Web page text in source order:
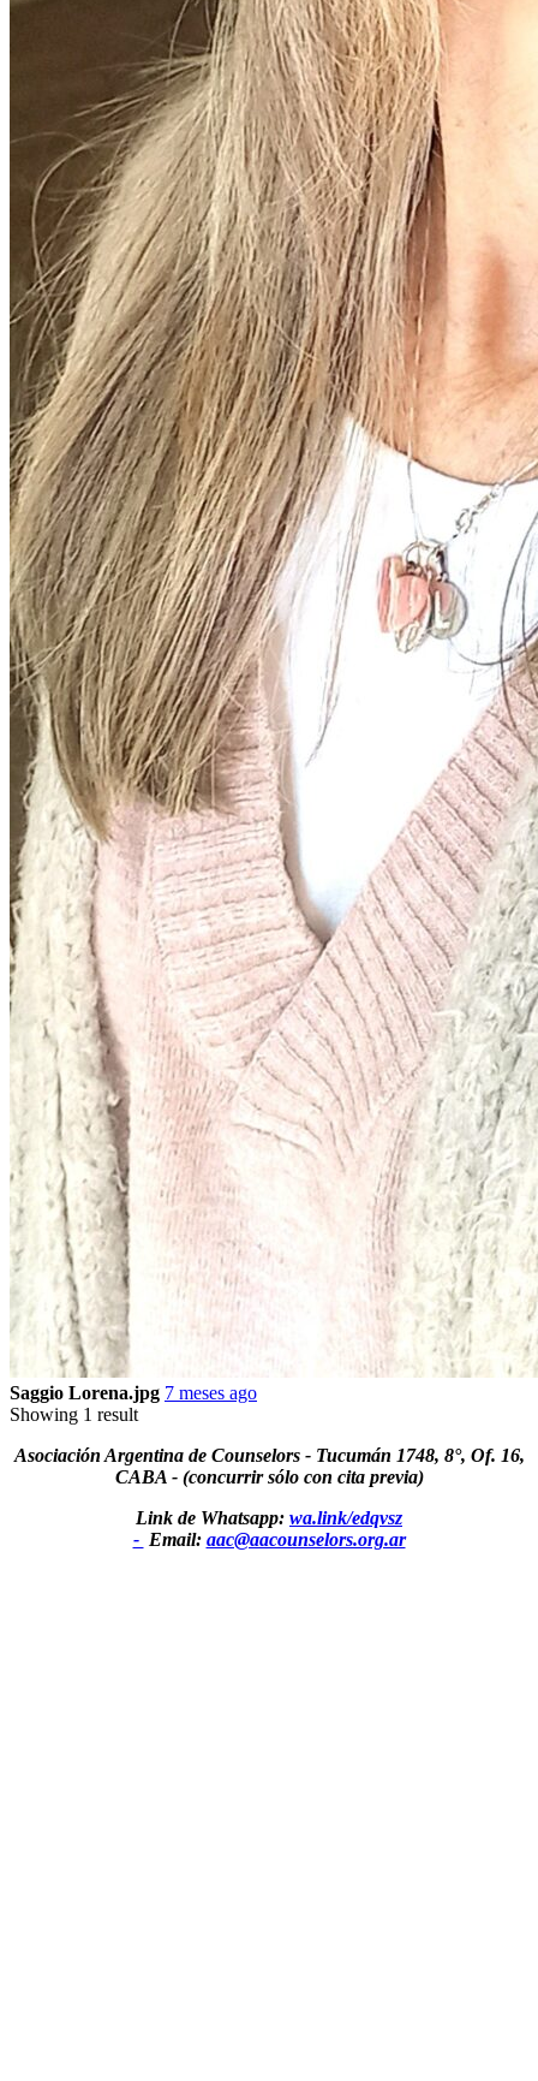
Saggio Lorena.jpg 7 meses ago
Showing 1 result
Asociación Argentina de Counselors - Tucumán 1748, 8°, Of. 16,
CABA - (concurrir sólo con cita previa)
Link de Whatsapp: wa.link/edqvsz
- Email: aac@aacounselors.org.ar